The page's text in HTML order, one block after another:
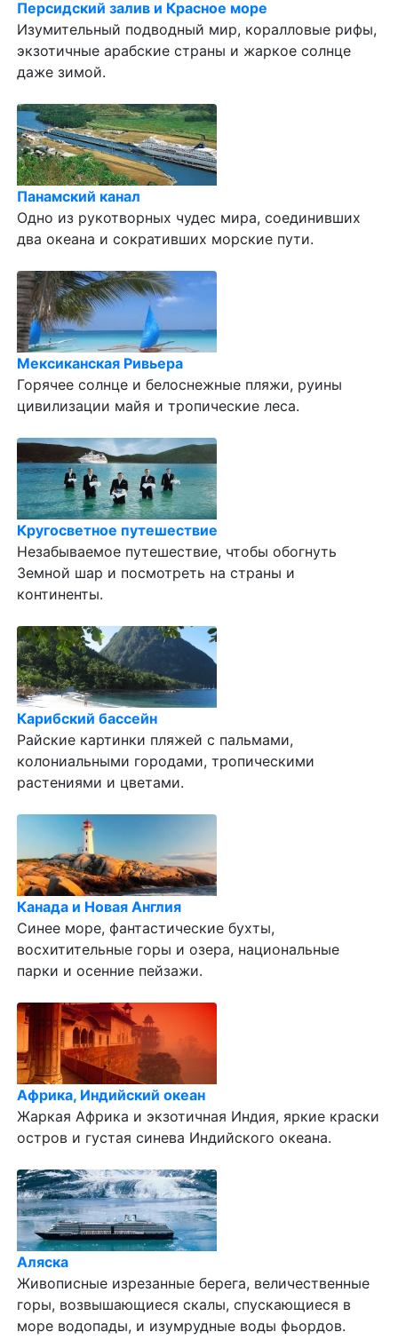
Персидский залив и Красное море
Изумительный подводный мир, коралловые рифы,
экзотичные арабские страны и жаркое солнце
даже зимой.
Панамский канал
Одно из рукотворных чудес мира, соединивших
два океана и сокративших морские пути.
Мексиканская Ривьера
Горячее солнце и белоснежные пляжи, руины
цивилизации майя и тропические леса.
Кругосветное путешествие
Незабываемое путешествие, чтобы обогнуть
Земной шар и посмотреть на страны и
континенты.
Карибский бассейн
Райские картинки пляжей с пальмами,
колониальными городами, тропическими
растениями и цветами.
Канада и Новая Англия
Синее море, фантастические бухты,
восхитительные горы и озера, национальные
парки и осенние пейзажи.
Африка, Индийский океан
Жаркая Африка и экзотичная Индия, яркие краски
остров и густая синева Индийского океана.
Аляска
Живописные изрезанные берега, величественные
горы, возвышающиеся скалы, спускающиеся в
море водопады, и изумрудные воды фьордов.